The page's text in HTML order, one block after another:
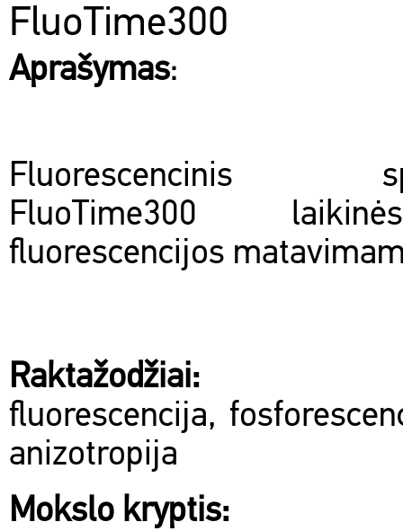
FluoTime300
Aprašymas:
Fluorescencinis
FluoTime300
fluorescencijos
Raktažodžiai:
fluorescencija,
anizotropija
Mokslo kryptis: